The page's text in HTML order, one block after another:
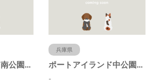
ポートアイランド南公園（兵庫県神戸市）
兵庫県
ポートアイランド中公園（兵庫県神戸市）